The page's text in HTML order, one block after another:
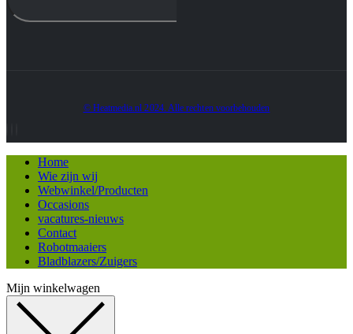
© Heatmedia.nl 2024. Alle rechten voorbehouden
Home
Wie zijn wij
Webwinkel/Producten
Occasions
vacatures-nieuws
Contact
Robotmaaiers
Bladblazers/Zuigers
Mijn winkelwagen